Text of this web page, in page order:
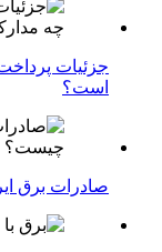
جزئیات
است؟
صادرات برق